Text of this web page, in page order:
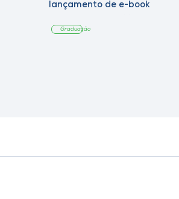
lançamento de e-book
Graduação